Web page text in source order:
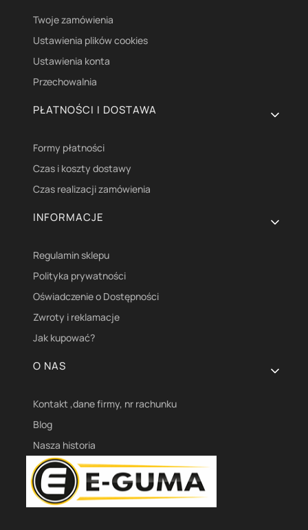
Twoje zamówienia
Ustawienia plików cookies
Ustawienia konta
Przechowalnia
PŁATNOŚCI I DOSTAWA
Formy płatności
Czas i koszty dostawy
Czas realizacji zamówienia
INFORMACJE
Regulamin sklepu
Polityka prywatności
Oświadczenie o Dostępności
Zwroty i reklamacje
Jak kupować?
O NAS
Kontakt ,dane firmy, nr rachunku
Blog
Nasza historia